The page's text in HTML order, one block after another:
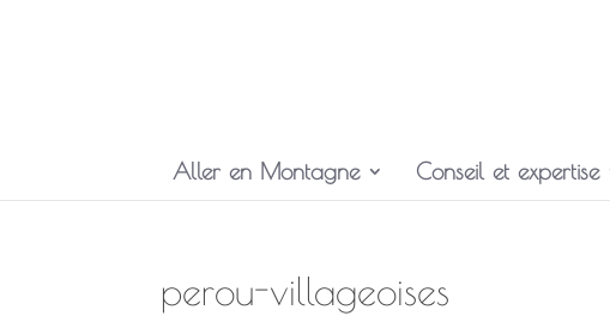
Aller en Montagne Conseil et expertise
perou-villageoises